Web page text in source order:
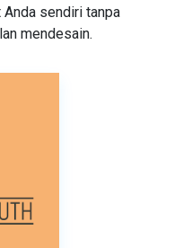
sendiri tanpa
mendesain.